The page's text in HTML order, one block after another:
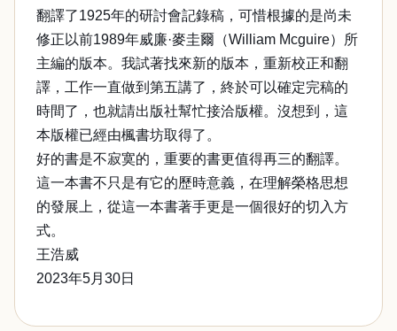
翻譯了1925年的研討會記錄稿，可惜根據的是尚未
修正以前1989年威廉·麥圭爾（William Mcguire）所
主編的版本。我試著找來新的版本，重新校正和翻
譯，工作一直做到第五講了，終於可以確定完稿的
時間了，也就請出版社幫忙接洽版權。沒想到，這
本版權已經由楓書坊取得了。
好的書是不寂寞的，重要的書更值得再三的翻譯。
這一本書不只是有它的歷時意義，在理解榮格思想
的發展上，從這一本書著手更是一個很好的切入方
式。
王浩威
2023年5月30日